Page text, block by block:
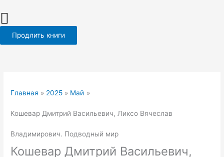
Продлить книги
Главная 2025 Май
Кошевар Дмитрий Васильевич, Ликсо Вячеслав
Владимирович. Подводный мир
Кошевар Дмитрий Васильевич,